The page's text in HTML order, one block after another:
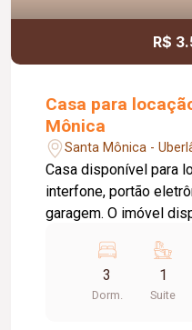
R$
Casa para
Mônica
Santa Mônica -
Casa disponível para
interfone, portão
garagem. O imóvel
armários embutidos e
blindex e espelho,
completo. A cozinha
3
Dorm.
1
Suite